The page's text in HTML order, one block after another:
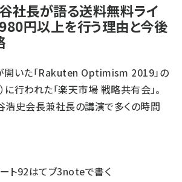
社長が語る送料無料ライ
円以上を行う理由と今後
開いた「Rakuten Optimism 2019」の
に行われた「楽天市場 戦略共有会」。
浩史会長兼社長の講演で多くの時間
ト92はてブ3noteで書く